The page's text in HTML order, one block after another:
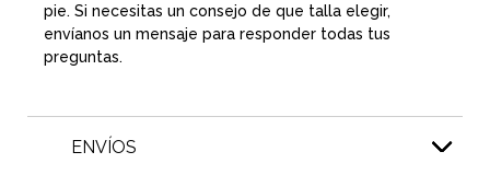
pie. Si necesitas un consejo de que talla elegir,
envíanos un mensaje para responder todas tus
preguntas.
ENVÍOS